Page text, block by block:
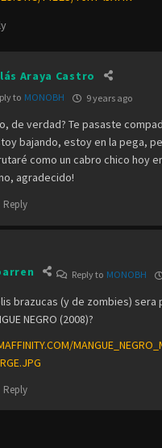
Araya Castro
to MONOBH 9 years ago
de verdad? Te pasaste
bajando, estoy en la pega,
como un cabro chico hoy
agradecido!
Reply
Reply to MONOBH
brazucas (y de zombies) sera
NEGRO (2008)?
Reply